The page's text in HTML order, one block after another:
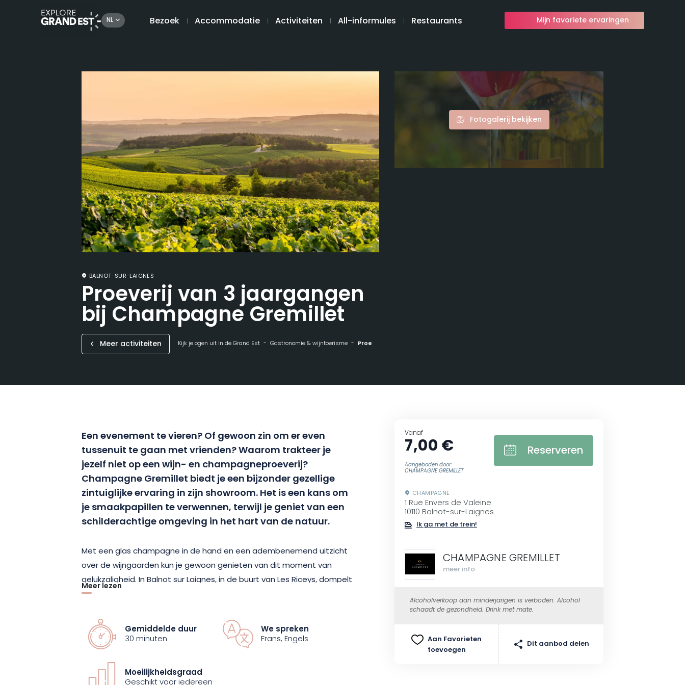
NL Bezoek Accommodatie Activiteiten All-informules Restaurants Mijn favoriete ervaringen
Fotogalerij bekijken
BALNOT-SUR-LAIGNES
Proeverij van 3 jaargangen
bij Champagne Gremillet
Meer activiteiten Kijk je ogen uit in de Grand Est Gastronomie & wijntoerisme Proeverij van 3 jaargangen bij Champagne Gremillet
Een evenement te vieren? Of gewoon zin om er even
tussenuit te gaan met vrienden? Waarom trakteer je
jezelf niet op een wijn- en champagneproeverij?
Champagne Gremillet biedt je een bijzonder gezellige
zintuiglijke ervaring in zijn showroom. Het is een kans om
je smaakpapillen te verwennen, terwijl je geniet van een
schilderachtige omgeving in het hart van de natuur.
Met een glas champagne in de hand en een adembenemend uitzicht
over de wijngaarden kun je gewoon genieten van dit moment van
gelukzaligheid. In Balnot sur Laignes, in de buurt van Les Riceys, dompelt
Champagne Gremillet je onder in een wijnlandschap dat je de adem
eerste slok kunt genieten.
Op het menu van deze proeverij staan 3 huiscuvées die zorgvuldig zijn
samengesteld door Champagne Gremillet. Tussen de Brut Rosé, de
Blanc de Blancs, de Premier Cru en de Grand Cru vind je zeker wat je
Meer lezen
Gemiddelde duur
30 minuten
We spreken
Frans, Engels
Moeilijkheidsgraad
Geschikt voor iedereen
Vanaf
7,00 €
Aangeboden door:
CHAMPAGNE GREMILLET
Reserveren
CHAMPAGNE
1 Rue Envers de Valeine
10110 Balnot-sur-Laignes
Ik ga met de trein!
CHAMPAGNE GREMILLET
meer info
Alcoholverkoop aan minderjarigen is verboden. Alcohol
schaadt de gezondheid. Drink met mate.
Aan Favorieten
toevoegen
Dit aanbod delen